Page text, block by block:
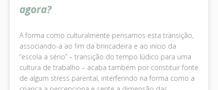
agora?
A forma como culturalmente pensamos esta transição,
associando-a ao fim da brincadeira e ao início da
“escola a sério” – transição do tempo lúdico para uma
cultura de trabalho – acaba também por constituir fonte
de algum stress parental, interferindo na forma como a